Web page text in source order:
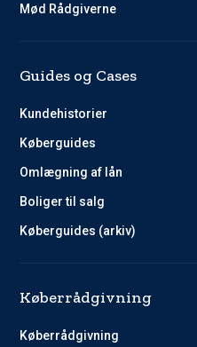
Mød Rådgiverne
Guides og Cases
Kundehistorier
Køberguides
Omlægning af lån
Boliger til salg
Køberguides (arkiv)
Køberrådgivning
Køberrådgivning